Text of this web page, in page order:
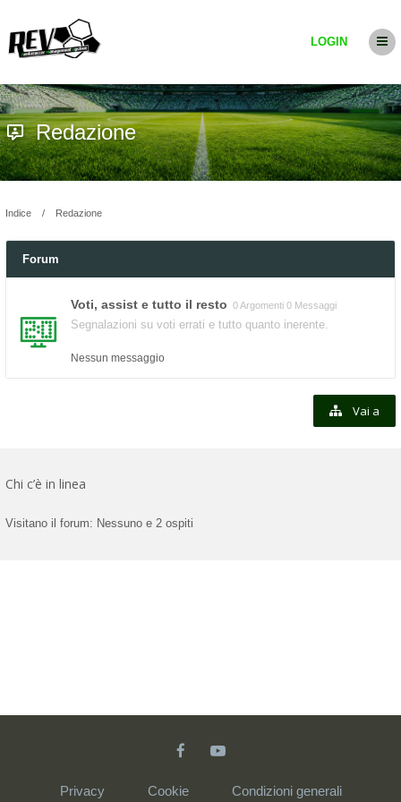
LOGIN
Redazione
Indice Redazione
Forum
Voti, assist e tutto il resto 0 Argomenti 0 Messaggi
Segnalazioni su voti errati e tutto quanto inerente.
Nessun messaggio
Vai a
Chi c’è in linea
Visitano il forum: Nessuno e 2 ospiti
Privacy Cookie Condizioni generali